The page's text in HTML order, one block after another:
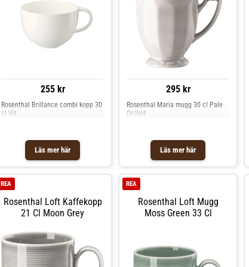
mikrovågsugn.- Tål diskmaskin.
Shoppa Kaffekoppar och mer
Muggar & Koppar hos Royal
255 kr
Läs mer här
Rosenthal Brillance combi kopp 30
cl Vit
295 kr
Läs mer här
Rosenthal Maria mugg 30 cl Pale
Orchid
Rosenthal Loft Kaffekopp
21 Cl Moon Grey
REA
Rosenthal Loft Mugg
Moss Green 33 Cl
REA